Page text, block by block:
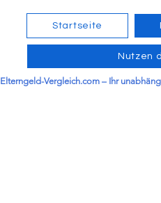
Startseite
Nutzen
Elterngeld-Vergleich.com – Ihr